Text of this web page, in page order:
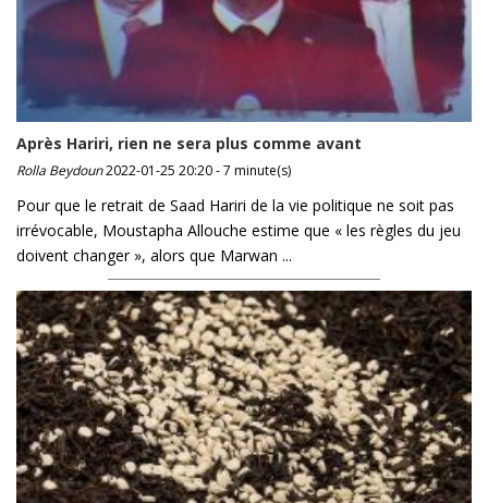
Après Hariri, rien ne sera plus comme avant
Rolla Beydoun2022-01-25 20:20 - 7 minute(s)
Pour que le retrait de Saad Hariri de la vie politique ne soit pas
irrévocable, Moustapha Allouche estime que « les règles du jeu
doivent changer », alors que Marwan ...